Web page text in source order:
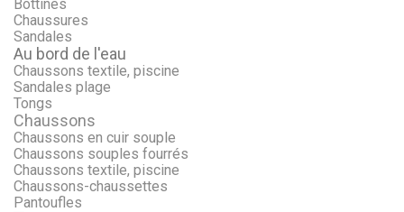
Bottines
Chaussures
Sandales
Au bord de l'eau
Chaussons textile, piscine
Sandales plage
Tongs
Chaussons
Chaussons en cuir souple
Chaussons souples fourrés
Chaussons textile, piscine
Chaussons-chaussettes
Pantoufles